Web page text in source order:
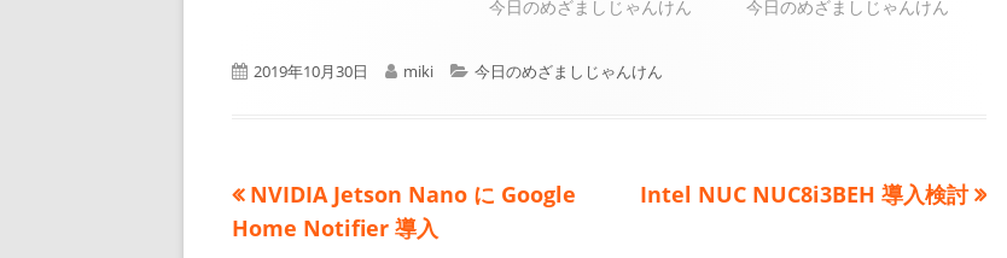
今日のめざましじゃんけん
今日のめざましじゃんけん
公
2019年10月30日
作
miki
カ
今日のめざましじゃんけん
投前
の
NVIDIA Jetson Nano に Google
Home Notifier 導入
次
Intel NUC NUC8i3BEH 導入検討